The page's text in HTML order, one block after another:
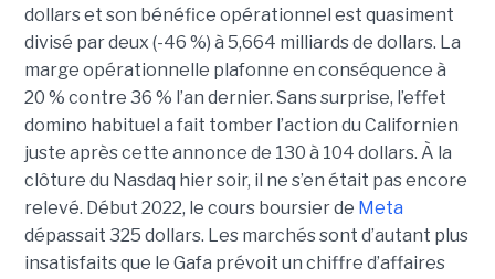
dollars et son bénéfice opérationnel est quasiment
divisé par deux (-46 %) à 5,664 milliards de dollars. La
marge opérationnelle plafonne en conséquence à
20 % contre 36 % l’an dernier. Sans surprise, l’effet
domino habituel a fait tomber l’action du Californien
juste après cette annonce de 130 à 104 dollars. À la
clôture du Nasdaq hier soir, il ne s’en était pas encore
relevé. Début 2022, le cours boursier de Meta
dépassait 325 dollars. Les marchés sont d’autant plus
insatisfaits que le Gafa prévoit un chiffre d’affaires